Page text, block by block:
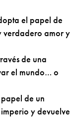
el papel de
verdadero amor y
de una
el mundo… o
de un
y devuelve